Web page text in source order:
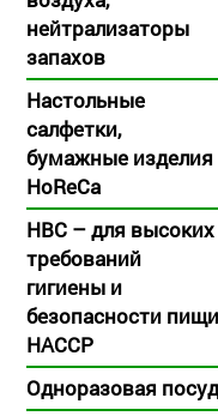
нейтрализаторы
запахов
Настольные
салфетки,
бумажные изделия
HoReCa
HBC – для высоких
требований
гигиены и
безопасности пищи
HACCP
Одноразовая